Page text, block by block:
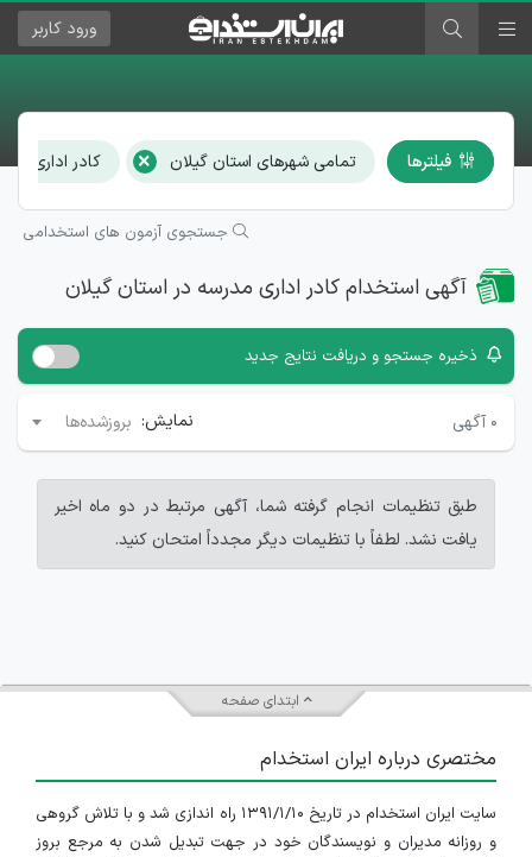
ورود کاربر
فیلترها تمامی شهرهای استان گیلان × کادر اداری
جستجوی آزمون های استخدامی
آگهی استخدام کادر اداری مدرسه در استان گیلان
ذخیره جستجو و دریافت نتایج جدید
۰ آگهی نمایش: بروزشده‌ها
طبق تنظیمات انجام گرفته شما، آگهی مرتبط در دو ماه اخیر
یافت نشد. لطفاً با تنظیمات دیگر مجدداً امتحان کنید.
ابتدای صفحه
مختصری درباره ایران استخدام
سایت ایران استخدام در تاریخ ۱۳۹۱/۱/۱۰ راه اندازی شد و با تلاش گروهی
و روزانه مدیران و نویسندگان خود در جهت تبدیل شدن به مرجع بروز